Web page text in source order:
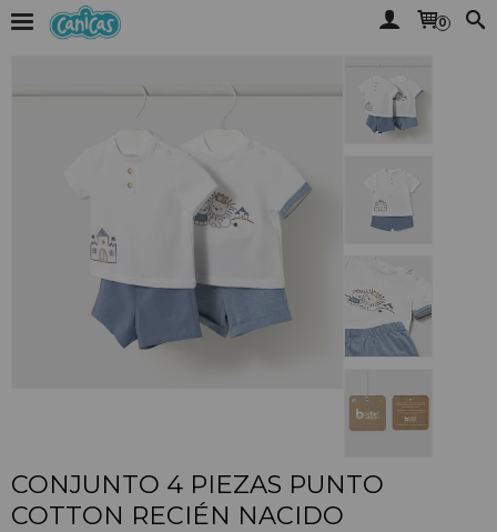
0
CONJUNTO 4 PIEZAS PUNTO
COTTON RECIÉN NACIDO